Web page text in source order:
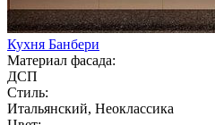
Кухня Банбери
Материал фасада:
ДСП
Стиль:
Итальянский, Неоклассика